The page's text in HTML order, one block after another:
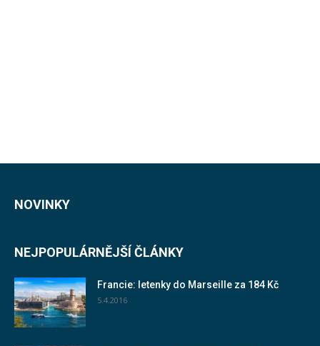
NOVINKY
NEJPOPULÁRNĚJŠÍ ČLÁNKY
Francie: letenky do Marseille za 184 Kč
5.4.2016